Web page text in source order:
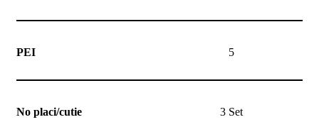
PEI 5
No placi/cutie 3 Set